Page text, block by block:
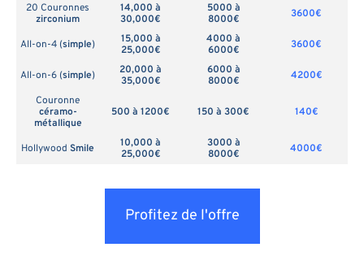
20 Couronnes
zirconium
14,000 à
30,000€
5000 à
8000€
3600€
All-on-4 (simple)
15,000 à
25,000€
4000 à
6000€
3600€
All-on-6 (simple)
20,000 à
35,000€
6000 à
8000€
4200€
Couronne
céramo-
métallique
500 à 1200€ 150 à 300€ 140€
Hollywood Smile
10,000 à
25,000€
3000 à
8000€
4000€
Profitez de l'offre